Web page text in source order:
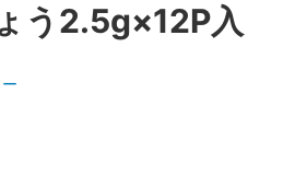
う2.5g×12P入